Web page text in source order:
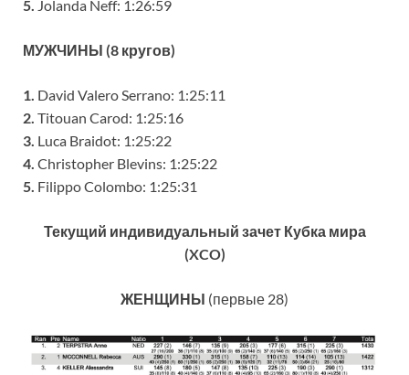
5. Jolanda Neff: 1:26:59
МУЖЧИНЫ (8 кругов)
1. David Valero Serrano: 1:25:11
2. Titouan Carod: 1:25:16
3. Luca Braidot: 1:25:22
4. Christopher Blevins: 1:25:22
5. Filippo Colombo: 1:25:31
Текущий индивидуальный зачет Кубка мира
(XCO)
ЖЕНЩИНЫ (первые 28)